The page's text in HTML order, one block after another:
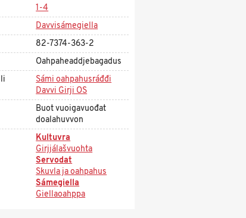
1-4
Davvisámegiella
82-7374-363-2
Oahpaheaddjebagadus
Sámi oahpahusráđđi
Davvi Girji OS
Buot vuoigavuođat
doalahuvvon
Kultuvra
Girjjálašvuohta
Servodat
Skuvla ja oahpahus
Sámegiella
Giellaoahppa